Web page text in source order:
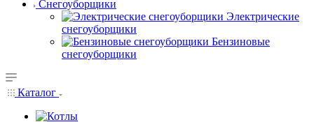
Снегоуборщики
Электрические
снегоуборщики
Бензиновые
снегоуборщики
Каталог